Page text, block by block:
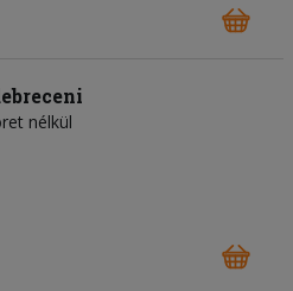
nélkül